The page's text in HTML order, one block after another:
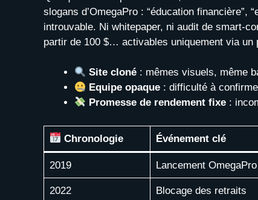
slogans d’OmegaPro : “éducation financière”,
introuvable. Ni whitepaper, ni audit de
partir de 100 $… activables uniquement via un
Site cloné : mêmes visuels, même
Equipe opaque : difficulté à
Promesse de rendement fixe :
Chronologie Événement clé
2019 Lancement OmegaPro
2022 Blocage des retraits